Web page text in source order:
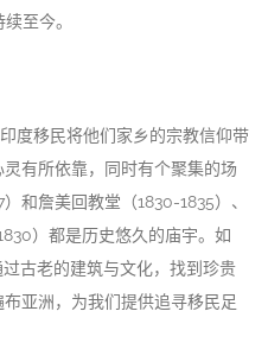
至今。
度移民将他们家乡的宗教信仰带
有所依靠，同时有个聚集的场
和詹美回教堂（1830-1835）、
）都是历史悠久的庙宇。如
古老的建筑与文化，找到珍贵
亚洲，为我们提供追寻移民足